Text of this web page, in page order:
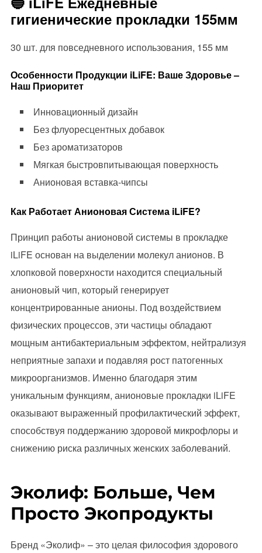
гигиенические прокладки 155мм
30 шт. для повседневного использования, 155 мм
Особенности Продукции iLiFE: Ваше Здоровье –
Наш Приоритет
Инновационный дизайн
Без флуоресцентных добавок
Без ароматизаторов
Мягкая быстровпитывающая поверхность
Анионовая вставка-чипсы
Как Работает Анионовая Система iLiFE?
Принцип работы анионовой системы в прокладке
iLiFE основан на выделении молекул анионов. В
хлопковой поверхности находится специальный
анионовый чип, который генерирует
концентрированные анионы. Под воздействием
физических процессов, эти частицы обладают
мощным антибактериальным эффектом, нейтрализуя
неприятные запахи и подавляя рост патогенных
микроорганизмов. Именно благодаря этим
уникальным функциям, анионовые прокладки iLiFE
оказывают выраженный профилактический эффект,
способствуя поддержанию здоровой микрофлоры и
снижению риска различных женских заболеваний.
Эколиф: Больше, Чем
Просто Экопродукты
Бренд «Эколиф» – это целая философия здорового